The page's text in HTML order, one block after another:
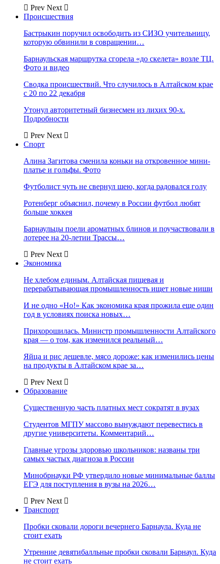
Prev Next
Происшествия
Бастрыкин поручил освободить из СИЗО учительницу,
которую обвинили в совращении…
Барнаульская маршрутка сгорела «до скелета» возле ТЦ.
Фото и видео
Сводка происшествий. Что случилось в Алтайском крае
с 20 по 22 декабря
Утонул авторитетный бизнесмен из лихих 90-х.
Подробности
Prev Next
Спорт
Алина Загитова сменила коньки на откровенное мини-
платье и гольфы. Фото
Футболист чуть не свернул шею, когда радовался голу
Ротенберг объяснил, почему в России футбол любят
больше хоккея
Барнаульцы поели ароматных блинов и поучаствовали в
лотерее на 20-летии Трассы…
Prev Next
Экономика
Не хлебом единым. Алтайская пищевая и
перерабатывающая промышленность ищет новые ниши
И не одно «Но!» Как экономика края прожила еще один
год в условиях поиска новых…
Прихорошилась. Министр промышленности Алтайского
края — о том, как изменился реальный…
Яйца и рис дешевле, мясо дороже: как изменились цены
на продукты в Алтайском крае за…
Prev Next
Образование
Существенную часть платных мест сократят в вузах
Студентов МГПУ массово вынуждают перевестись в
другие университеты. Комментарий…
Главные угрозы здоровью школьников: названы три
самых частых диагноза в России
Минобрнауки РФ утвердило новые минимальные баллы
ЕГЭ для поступления в вузы на 2026…
Prev Next
Транспорт
Пробки сковали дороги вечернего Барнаула. Куда не
стоит ехать
Утренние девятибалльные пробки сковали Барнаул. Куда
не стоит ехать